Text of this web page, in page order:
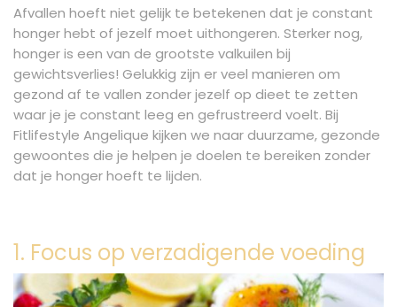
Afvallen hoeft niet gelijk te betekenen dat je constant
honger hebt of jezelf moet uithongeren. Sterker nog,
honger is een van de grootste valkuilen bij
gewichtsverlies! Gelukkig zijn er veel manieren om
gezond af te vallen zonder jezelf op dieet te zetten
waar je je constant leeg en gefrustreerd voelt. Bij
Fitlifestyle Angelique kijken we naar duurzame, gezonde
gewoontes die je helpen je doelen te bereiken zonder
dat je honger hoeft te lijden.
1. Focus op verzadigende voeding